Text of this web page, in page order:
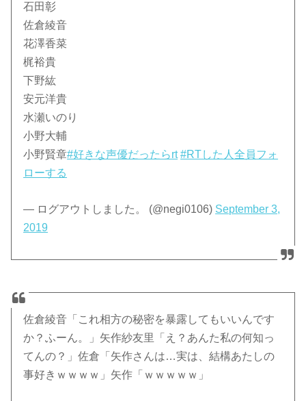
石田彰
佐倉綾音
花澤香菜
梶裕貴
下野紘
安元洋貴
水瀬いのり
小野大輔
小野賢章#好きな声優だったらrt #RTした人全員フォ
ローする
— ログアウトしました。 (@negi0106) September 3,
2019
佐倉綾音「これ相方の秘密を暴露してもいいんです
か？ふーん。」矢作紗友里「え？あんた私の何知っ
てんの？」佐倉「矢作さんは…実は、結構あたしの
事好きｗｗｗｗ」矢作「ｗｗｗｗｗ」